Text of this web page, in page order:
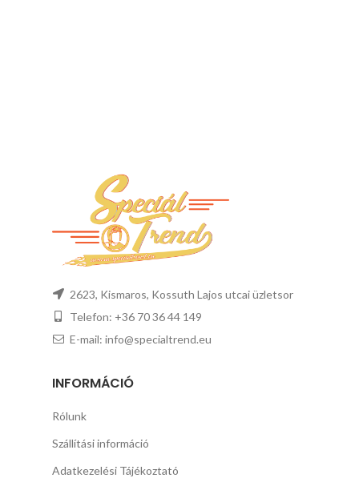
2623, Kismaros, Kossuth Lajos utcai üzletsor
Telefon: +36 70 36 44 149
E-mail: info@specialtrend.eu
INFORMÁCIÓ
Rólunk
Szállítási információ
Adatkezelési Tájékoztató